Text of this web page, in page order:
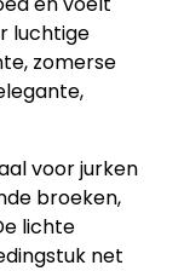
luchtige
zomerse
voor jurken
broeken,
lichte
net